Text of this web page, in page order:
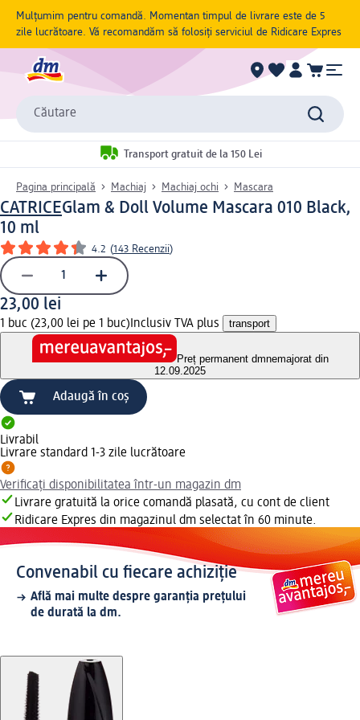
Mulțumim pentru comandă. Momentan timpul de livrare este de 5
zile lucrătoare. Vă recomandăm să folosiți serviciul de Ridicare Expres
Căutare
Transport gratuit de la 150 Lei
Pagina principală Machiaj Machiaj ochi Mascara
CATRICEGlam & Doll Volume Mascara 010 Black,
10 ml
4.2 (143 Recenzii)
23,00 lei
1 buc (23,00 lei pe 1 buc) Inclusiv TVA plus transport
Preț permanent dmnemajorat din
12.09.2025
Adaugă în coș
Livrabil
Livrare standard 1-3 zile lucrătoare
Verificați disponibilitatea într-un magazin dm
Livrare gratuită la orice comandă plasată, cu cont de client
Ridicare Expres din magazinul dm selectat în 60 minute.
Convenabil cu fiecare achiziție
Află mai multe despre garanția prețului
de durată la dm.